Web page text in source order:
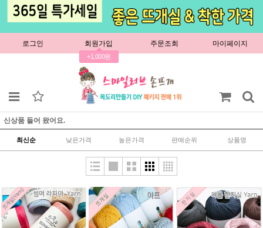
로그인 회원가입
+1,000원
주문조회 마이페이지
신상품 들어 왔어요.
최신순 낮은가격 높은가격 판매순위 상품명